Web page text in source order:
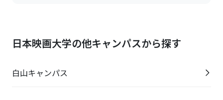
日本映画大学の他キャンパスから探す
白山キャンパス